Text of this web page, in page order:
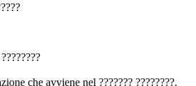
che avviene nel ??????? ????????.